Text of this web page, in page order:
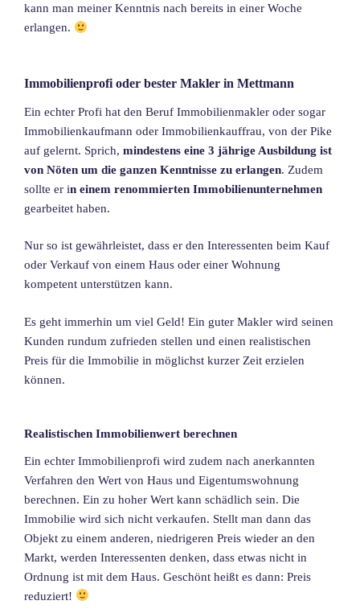
kann man meiner Kenntnis nach bereits in einer Woche
erlangen.
Immobilienprofi oder bester Makler in Mettmann
Ein echter Profi hat den Beruf Immobilienmakler oder sogar
Immobilienkaufmann oder Immobilienkauffrau, von der Pike
auf gelernt. Sprich, mindestens eine 3 jährige Ausbildung ist
von Nöten um die ganzen Kenntnisse zu erlangen. Zudem
sollte er in einem renommierten Immobilienunternehmen
gearbeitet haben.
Nur so ist gewährleistet, dass er den Interessenten beim Kauf
oder Verkauf von einem Haus oder einer Wohnung
kompetent unterstützen kann.
Es geht immerhin um viel Geld! Ein guter Makler wird seinen
Kunden rundum zufrieden stellen und einen realistischen
Preis für die Immobilie in möglichst kurzer Zeit erzielen
können.
Realistischen Immobilienwert berechnen
Ein echter Immobilienprofi wird zudem nach anerkannten
Verfahren den Wert von Haus und Eigentumswohnung
berechnen. Ein zu hoher Wert kann schädlich sein. Die
Immobilie wird sich nicht verkaufen. Stellt man dann das
Objekt zu einem anderen, niedrigeren Preis wieder an den
Markt, werden Interessenten denken, dass etwas nicht in
Ordnung ist mit dem Haus. Geschönt heißt es dann: Preis
reduziert!